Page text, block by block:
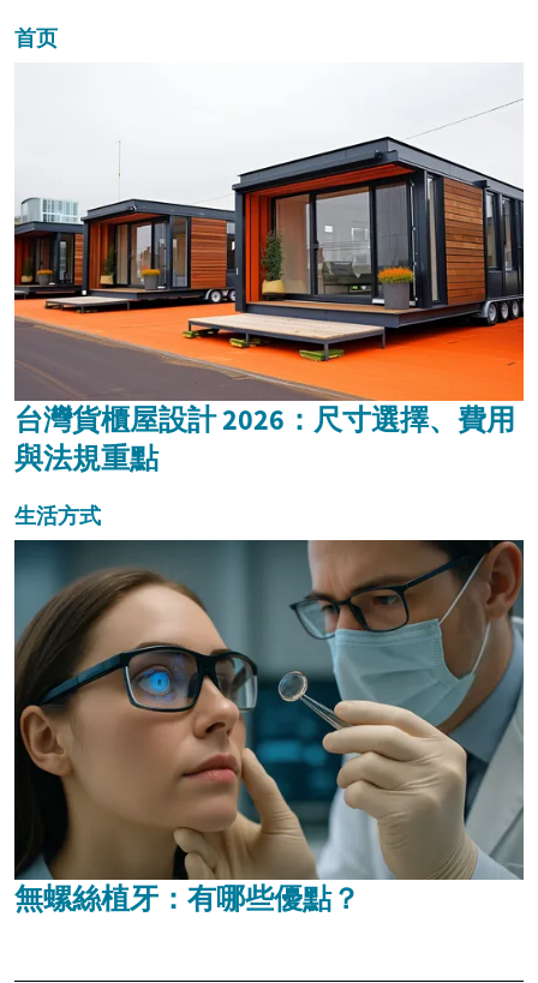
首页
台灣貨櫃屋設計 2026：尺寸選擇、費用
與法規重點
生活方式
無螺絲植牙：有哪些優點？